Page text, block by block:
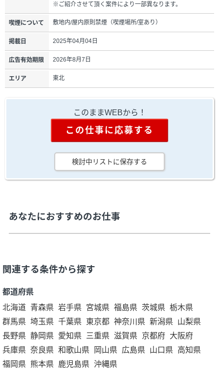
※ご紹介させて頂く案件により一部異なります。
喫煙について 敷地内/屋内原則禁煙（喫煙場所/室あり）
掲載日 2025年04月04日
広告有効期限 2026年8月7日
エリア 東北
このままWEBから！
この仕事に応募する
検討中リストに保存する
あなたにおすすめのお仕事
関連する条件から探す
都道府県
北海道 青森県 岩手県 宮城県 福島県 茨城県 栃木県
群馬県 埼玉県 千葉県 東京都 神奈川県 新潟県 山梨県
長野県 静岡県 愛知県 三重県 滋賀県 京都府 大阪府
兵庫県 奈良県 和歌山県 岡山県 広島県 山口県 高知県
福岡県 熊本県 鹿児島県 沖縄県